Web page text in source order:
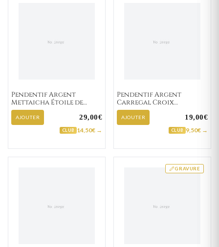
Pendentif Argent
Mettaicha Étoile de
David
AJOUTER 29,00€
CLUB 14,50€ →
Pendentif Argent
Carregal Croix
Chrétienne
AJOUTER 19,00€
CLUB 9,50€ →
GRAVURE